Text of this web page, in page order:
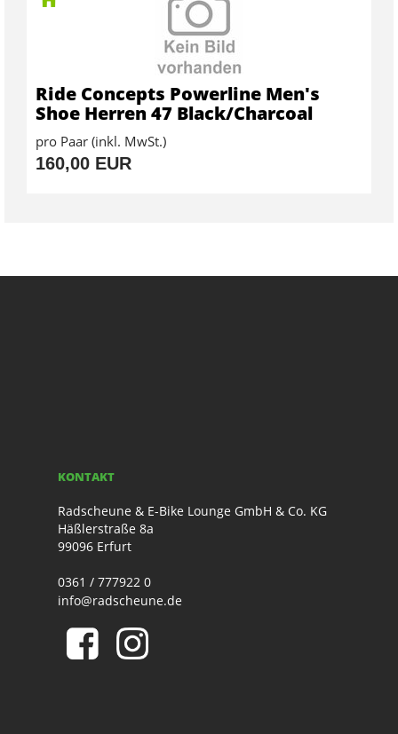
Ride Concepts Powerline Men's
Shoe Herren 47 Black/Charcoal
pro Paar (inkl. MwSt.)
160,00 EUR
KONTAKT
Radscheune & E-Bike Lounge GmbH & Co. KG
Häßlerstraße 8a
99096 Erfurt
0361 / 777922 0
info@radscheune.de